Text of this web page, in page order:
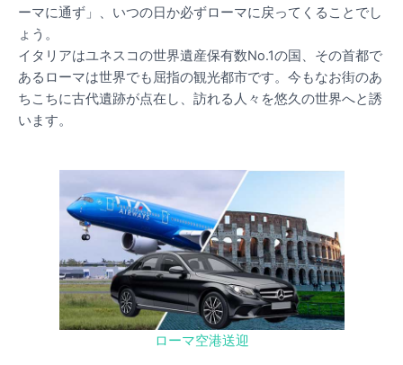
ーマに通ず」、いつの日か必ずローマに戻ってくることでし
ょう。
イタリアはユネスコの世界遺産保有数No.1の国、その首都で
あるローマは世界でも屈指の観光都市です。今もなお街のあ
ちこちに古代遺跡が点在し、訪れる人々を悠久の世界へと誘
います。
ローマ空港送迎